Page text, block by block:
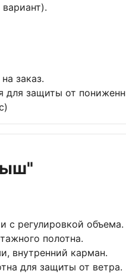
заказ.
для защиты от
с регулировкой объема.
полотна.
внутренний карман.
для защиты от ветра.